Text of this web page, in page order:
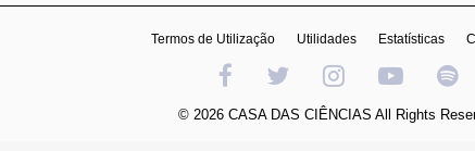
Termos de Utilização Utilidades Estatísticas
© 2026 CASA DAS CIÊNCIAS All Rights